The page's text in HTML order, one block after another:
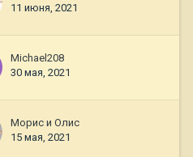
11 июня, 2021
Michael208
30 мая, 2021
Морис и Олис
15 мая, 2021